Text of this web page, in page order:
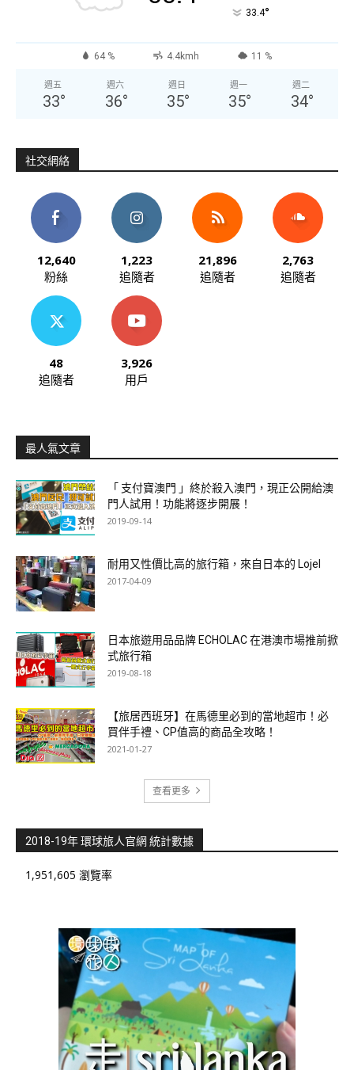
33.4°
64 % 4.4kmh 11 %
週五
33°
週六
36°
週日
35°
週一
35°
週二
34°
社交網絡
12,640
粉絲
1,223
追隨者
21,896
追隨者
2,763
追隨者
48
追隨者
3,926
用戶
最人氣文章
「 支付寶澳門 」終於殺入澳門，現正公開給澳
門人試用！功能將逐步開展！
2019-09-14
耐用又性價比高的旅行箱，來自日本的 Lojel
2017-04-09
日本旅遊用品品牌 ECHOLAC 在港澳市場推前掀
式旅行箱
2019-08-18
【旅居西班牙】在馬德里必到的當地超市！必
買伴手禮、CP值高的商品全攻略！
2021-01-27
查看更多
2018-19年 環球旅人官網 統計數據
1,951,605 瀏覽率